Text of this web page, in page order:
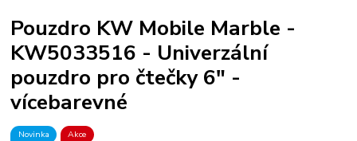
Pouzdro KW Mobile Marble -
KW5033516 - Univerzální
pouzdro pro čtečky 6" -
vícebarevné
Novinka Akce